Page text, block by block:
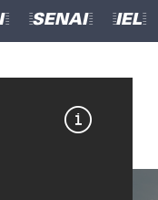
=SENAI= =IEL=